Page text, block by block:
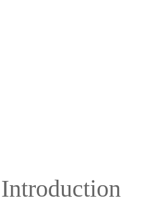
Introduction